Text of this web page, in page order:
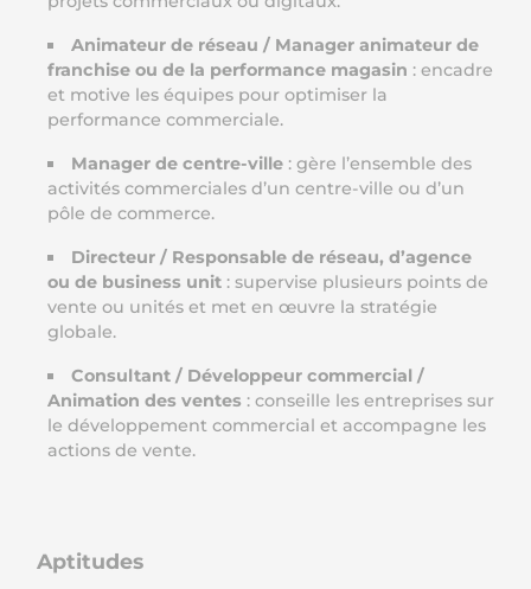
Animateur de réseau / Manager animateur de
franchise ou de la performance magasin : encadre
et motive les équipes pour optimiser la
performance commerciale.
Manager de centre-ville : gère l’ensemble des
activités commerciales d’un centre-ville ou d’un
pôle de commerce.
Directeur / Responsable de réseau, d’agence
ou de business unit: supervise plusieurs points de
vente ou unités et met en œuvre la stratégie
globale.
Consultant / Développeur commercial /
Animation des ventes : conseille les entreprises sur
le développement commercial et accompagne les
actions de vente.
Aptitudes